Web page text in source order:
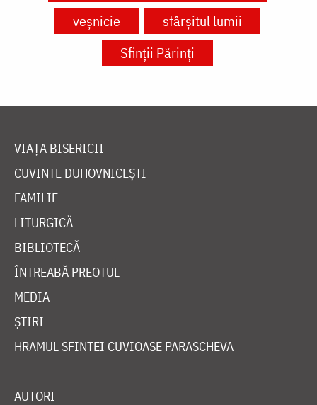
veșnicie
sfârșitul lumii
Sfinții Părinți
VIAȚA BISERICII
CUVINTE DUHOVNICEȘTI
FAMILIE
LITURGICĂ
BIBLIOTECĂ
ÎNTREABĂ PREOTUL
MEDIA
ȘTIRI
HRAMUL SFINTEI CUVIOASE PARASCHEVA
AUTORI